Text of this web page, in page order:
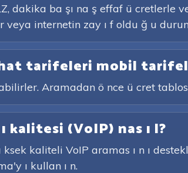
dakika ba şı na ş effaf ü cretlerle
veya internetin zay ı f oldu ğ u
tarifeleri mobil
Aramadan ö nce ü cret
kalitesi (VoIP) nas ı l?
ksek kaliteli VoIP aramas ı n ı
ı kullan ı n.